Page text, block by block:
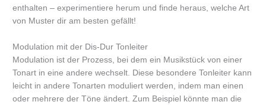
enthalten – experimentiere herum und finde heraus, welche Art
von Muster dir am besten gefällt!
Modulation mit der Dis-Dur Tonleiter
Modulation ist der Prozess, bei dem ein Musikstück von einer
Tonart in eine andere wechselt. Diese besondere Tonleiter kann
leicht in andere Tonarten moduliert werden, indem man einen
oder mehrere der Töne ändert. Zum Beispiel könnte man die